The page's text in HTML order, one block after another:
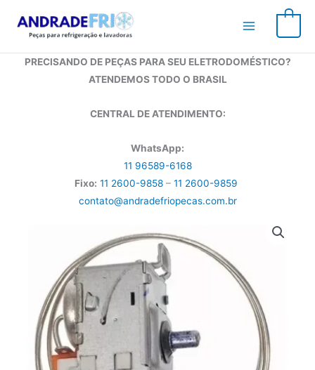
para
conteúdo
PRECISANDO DE PEÇAS PARA SEU ELETRODOMÉSTICO?
ATENDEMOS TODO O BRASIL
CENTRAL DE ATENDIMENTO:
WhatsApp:
11 96589-6168
Fixo: 11 2600-9858 – 11 2600-9859
contato@andradefriopecas.com.br